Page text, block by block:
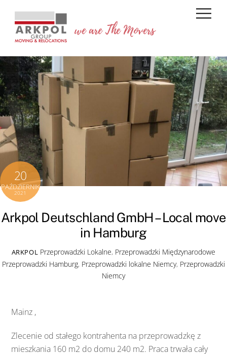
content
we are The Movers
20
PAŹDZIERNIK
2021
Arkpol Deutschland GmbH – Local move
in Hamburg
ARKPOL Przeprowadzki Lokalne, Przeprowadzki Międzynarodowe
Przeprowadzki Hamburg, Przeprowadzki lokalne Niemcy, Przeprowadzki
Niemcy
Mainz ,
Zlecenie od stałego kontrahenta na przeprowadzkę z
mieszkania 160 m2 do domu 240 m2. Praca trwała cały
To
Top